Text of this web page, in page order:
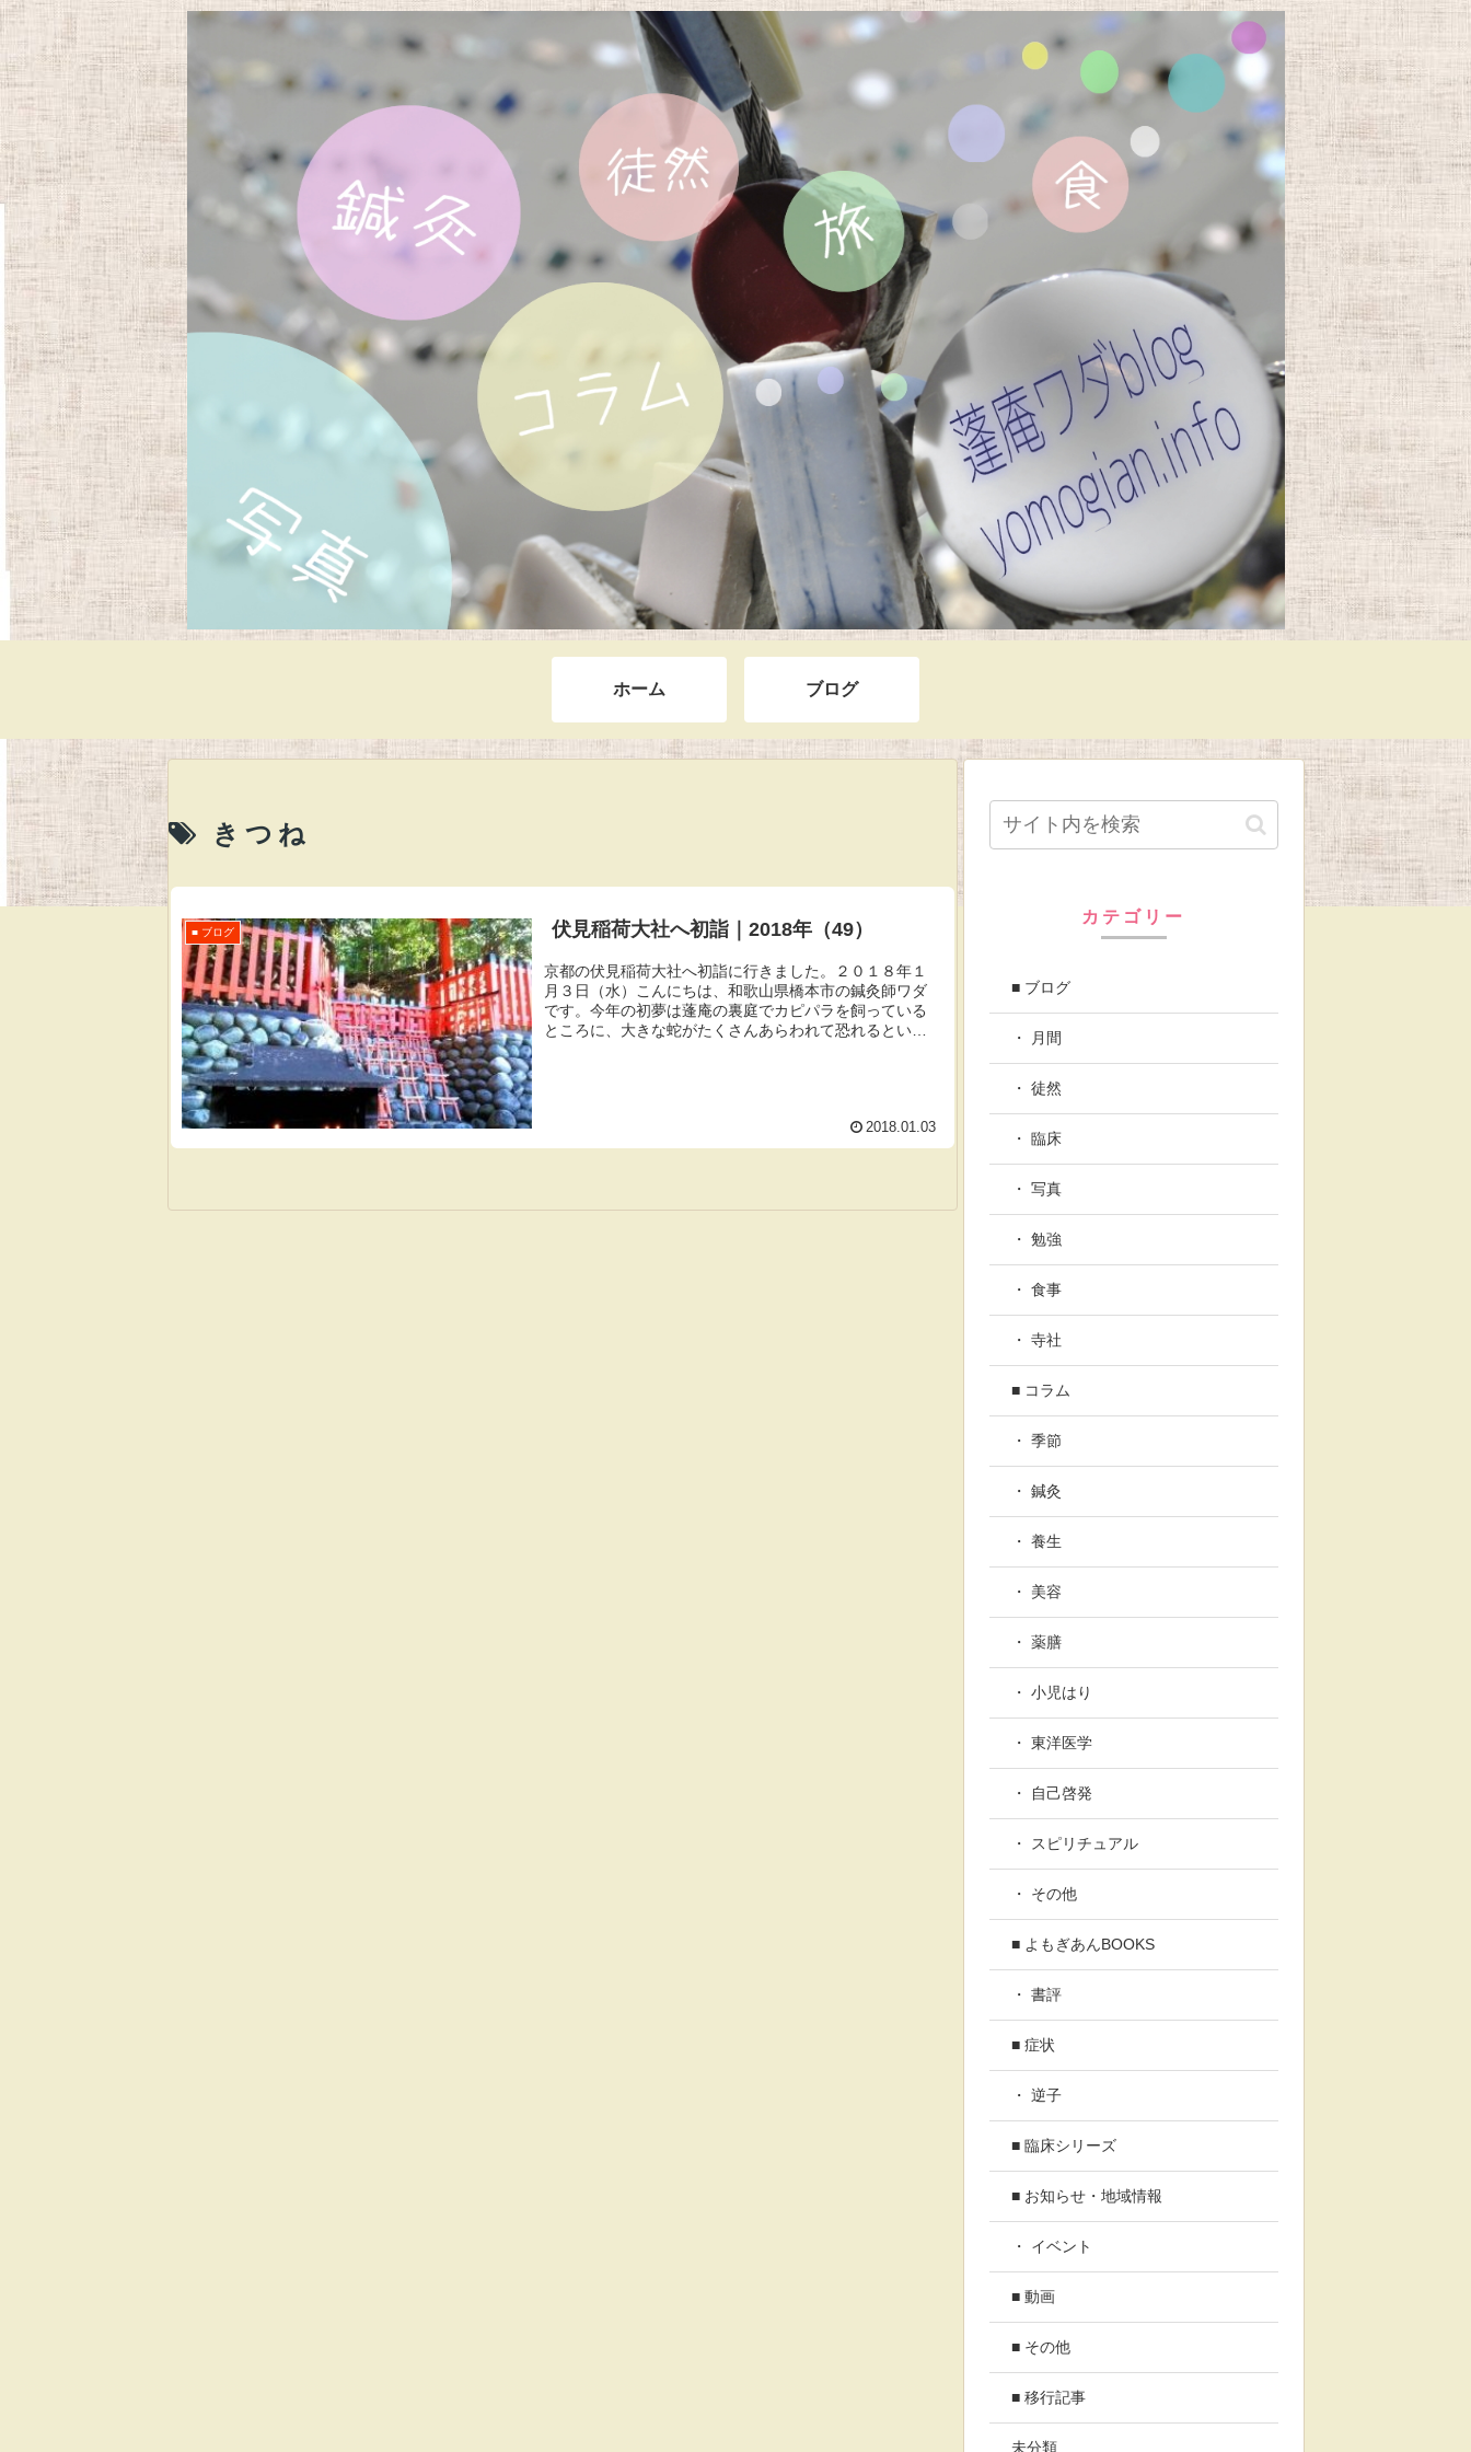
ホーム ブログ
きつね
■ ブログ 伏見稲荷大社へ初詣｜2018年（49）
京都の伏見稲荷大社へ初詣に行きました。２０１８年１
月３日（水）こんにちは、和歌山県橋本市の鍼灸師ワダ
です。今年の初夢は蓬庵の裏庭でカピパラを飼っている
ところに、大きな蛇がたくさんあらわれて恐れるといっ
2018.01.03
カテゴリー
■ ブログ
・ 月間
・ 徒然
・ 臨床
・ 写真
・ 勉強
・ 食事
・ 寺社
■ コラム
・ 季節
・ 鍼灸
・ 養生
・ 美容
・ 薬膳
・ 小児はり
・ 東洋医学
・ 自己啓発
・ スピリチュアル
・ その他
■ よもぎあんBOOKS
・ 書評
■ 症状
・ 逆子
■ 臨床シリーズ
■ お知らせ・地域情報
・ イベント
■ 動画
■ その他
■ 移行記事
未分類